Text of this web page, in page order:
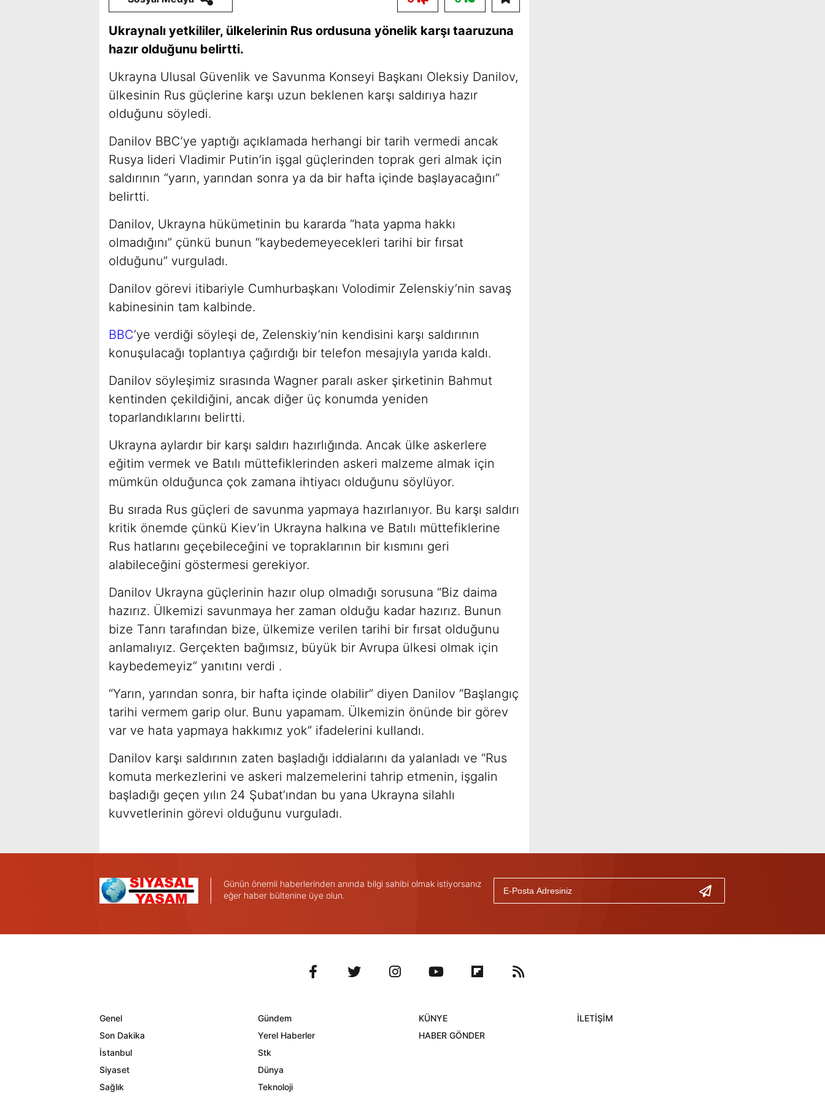
Ukraynalı yetkililer, ülkelerinin Rus ordusuna yönelik karşı taaruzuna
hazır olduğunu belirtti.
Ukrayna Ulusal Güvenlik ve Savunma Konseyi Başkanı Oleksiy Danilov,
ülkesinin Rus güçlerine karşı uzun beklenen karşı saldırıya hazır
olduğunu söyledi.
Danilov BBC’ye yaptığı açıklamada herhangi bir tarih vermedi ancak
Rusya lideri Vladimir Putin’in işgal güçlerinden toprak geri almak için
saldırının “yarın, yarından sonra ya da bir hafta içinde başlayacağını”
belirtti.
Danilov, Ukrayna hükümetinin bu kararda “hata yapma hakkı
olmadığını” çünkü bunun “kaybedemeyecekleri tarihi bir fırsat
olduğunu” vurguladı.
Danilov görevi itibariyle Cumhurbaşkanı Volodimir Zelenskiy’nin savaş
kabinesinin tam kalbinde.
BBC’ye verdiği söyleşi de, Zelenskiy’nin kendisini karşı saldırının
konuşulacağı toplantıya çağırdığı bir telefon mesajıyla yarıda kaldı.
Danilov söyleşimiz sırasında Wagner paralı asker şirketinin Bahmut
kentinden çekildiğini, ancak diğer üç konumda yeniden
toparlandıklarını belirtti.
Ukrayna aylardır bir karşı saldırı hazırlığında. Ancak ülke askerlere
eğitim vermek ve Batılı müttefiklerinden askeri malzeme almak için
mümkün olduğunca çok zamana ihtiyacı olduğunu söylüyor.
Bu sırada Rus güçleri de savunma yapmaya hazırlanıyor. Bu karşı saldırı
kritik önemde çünkü Kiev’in Ukrayna halkına ve Batılı müttefiklerine
Rus hatlarını geçebileceğini ve topraklarının bir kısmını geri
alabileceğini göstermesi gerekiyor.
Danilov Ukrayna güçlerinin hazır olup olmadığı sorusuna “Biz daima
hazırız. Ülkemizi savunmaya her zaman olduğu kadar hazırız. Bunun
bize Tanrı tarafından bize, ülkemize verilen tarihi bir fırsat olduğunu
anlamalıyız. Gerçekten bağımsız, büyük bir Avrupa ülkesi olmak için
kaybedemeyiz” yanıtını verdi .
“Yarın, yarından sonra, bir hafta içinde olabilir” diyen Danilov “Başlangıç
tarihi vermem garip olur. Bunu yapamam. Ülkemizin önünde bir görev
var ve hata yapmaya hakkımız yok” ifadelerini kullandı.
Danilov karşı saldırının zaten başladığı iddialarını da yalanladı ve “Rus
komuta merkezlerini ve askeri malzemelerini tahrip etmenin, işgalin
başladığı geçen yılın 24 Şubat’ından bu yana Ukrayna silahlı
kuvvetlerinin görevi olduğunu vurguladı.
Günün önemli haberlerinden anında bilgi sahibi olmak istiyorsanız
eğer haber bültenine üye olun.
Genel
Gündem
Son Dakika
Yerel Haberler
İstanbul
Stk
Siyaset
Dünya
Sağlık
Teknoloji
KÜNYE
İLETİŞİM
HABER GÖNDER